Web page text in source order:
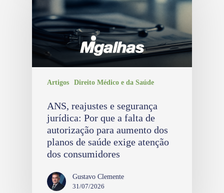
Artigos Direito Médico e da Saúde
ANS, reajustes e segurança
jurídica: Por que a falta de
autorização para aumento dos
planos de saúde exige atenção
dos consumidores
Gustavo Clemente
31/07/2026